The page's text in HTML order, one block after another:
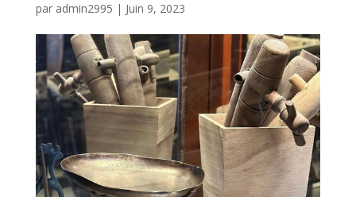
par admin2995 | Juin 9, 2023